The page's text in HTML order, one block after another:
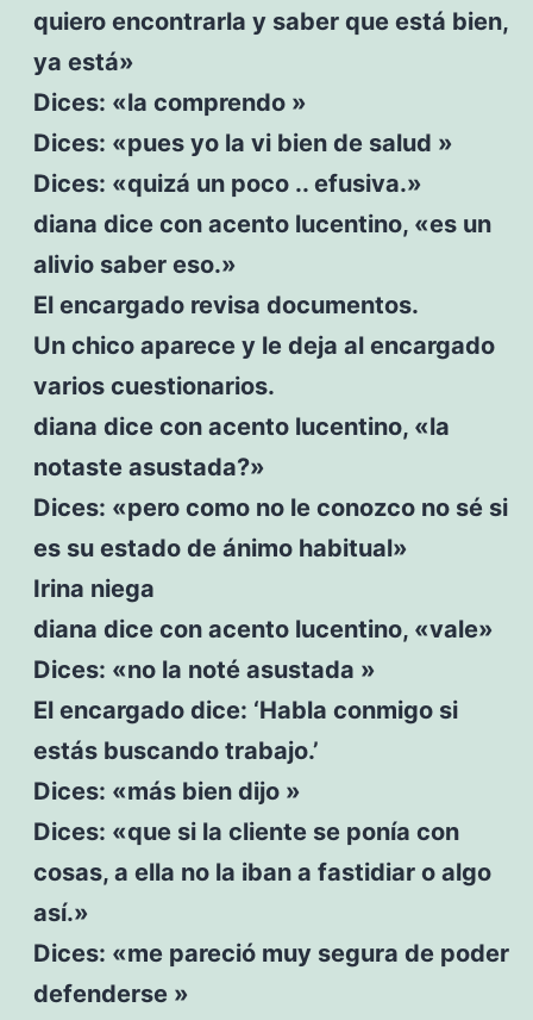
quiero encontrarla y saber que está bien,
ya está»
Dices: «la comprendo »
Dices: «pues yo la vi bien de salud »
Dices: «quizá un poco .. efusiva.»
diana dice con acento lucentino, «es un
alivio saber eso.»
El encargado revisa documentos.
Un chico aparece y le deja al encargado
varios cuestionarios.
diana dice con acento lucentino, «la
notaste asustada?»
Dices: «pero como no le conozco no sé si
es su estado de ánimo habitual»
Irina niega
diana dice con acento lucentino, «vale»
Dices: «no la noté asustada »
El encargado dice: ‘Habla conmigo si
estás buscando trabajo.’
Dices: «más bien dijo »
Dices: «que si la cliente se ponía con
cosas, a ella no la iban a fastidiar o algo
así.»
Dices: «me pareció muy segura de poder
defenderse »